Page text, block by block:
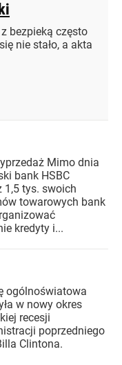
bezpieką często
nie stało, a akta
Mimo dnia
bank HSBC
1,5 tys. swoich
towarowych bank
kredyty i...
ogólnoświatowa
w nowy okres
recesji
poprzedniego
Clintona.